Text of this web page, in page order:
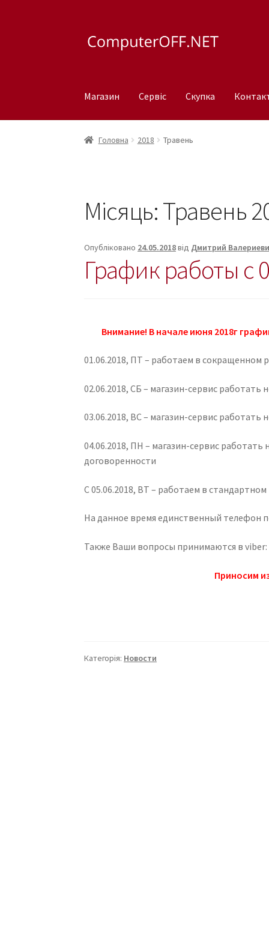
до
до
Магазин Сервіс Скупка
Головна 2018 Травень
Місяць:Травень
Опубліковано 24.05.2018від Дмитрий
График работы с
Внимание! В начале июня 2018г
01.06.2018, ПТ – работаем в сокращенном
02.06.2018, СБ – магазин-сервис работать
03.06.2018, ВС – магазин-сервис работать
04.06.2018, ПН – магазин-сервис
договоренности
С 05.06.2018, ВТ – работаем в
На данное время единственный телефон
Также Ваши вопросы принимаются в viber:
Приносим
Категорія: Новости